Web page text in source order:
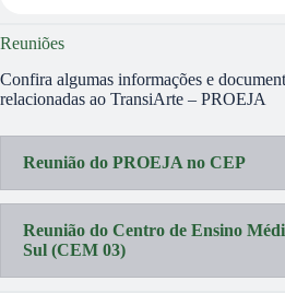
Reuniões
Confira algumas informações e
relacionadas ao TransiArte – PROEJA
Reunião do PROEJA no CEP
Reunião do Centro de Ensino
Sul (CEM 03)